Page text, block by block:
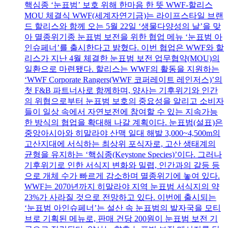
핵심종 ‘눈표범’ 보호 위해 한마음 한 뜻 WWF-할리스
MOU 체결식 WWF(세계자연기금)는 라이프스타일 브랜
드 할리스와 함께 오는 5월 22일 ‘생물다양성의 날’을 맞
아 멸종위기종 눈표범 보전을 위한 협업 메뉴 ‘눈표범 아
인슈페너’를 출시한다고 밝혔다. 이번 협업은 WWF와 할
리스가 지난 4월 체결한 눈표범 보전 업무협약(MOU)의
일환으로 마련됐다. 할리스는 WWF의 활동을 지원하는
‘WWF Corporate Rangers(WWF 코퍼레이트 레인저스)’의
첫 F&B 파트너사로 함께하며, 양사는 기후위기와 인간
의 위협으로부터 눈표범 보호의 중요성을 알리고 소비자
들이 일상 속에서 자연보전에 참여할 수 있는 지속가능
한 방식의 협업을 확대해 나갈 계획이다. 눈표범(설표)은
중앙아시아와 히말라야 산맥 일대 해발 3,000~4,500m의
고산지대에 서식하는 최상위 포식자로, 고산 생태계의
균형을 유지하는 ‘핵심종(Keystone Species)’이다. 그러나
기후위기로 인한 서식지 변화와 밀렵, 인간과의 갈등 등
으로 개체 수가 빠르게 감소하며 멸종위기에 놓여 있다.
WWF는 2070년까지 히말라야 지역 눈표범 서식지의 약
23%가 사라질 것으로 전망하고 있다. 이번에 출시되는
‘눈표범 아인슈페너’는 설산 속 눈표범의 발자국을 모티
브로 기획된 메뉴로, 판매 건당 200원이 눈표범 보전 기